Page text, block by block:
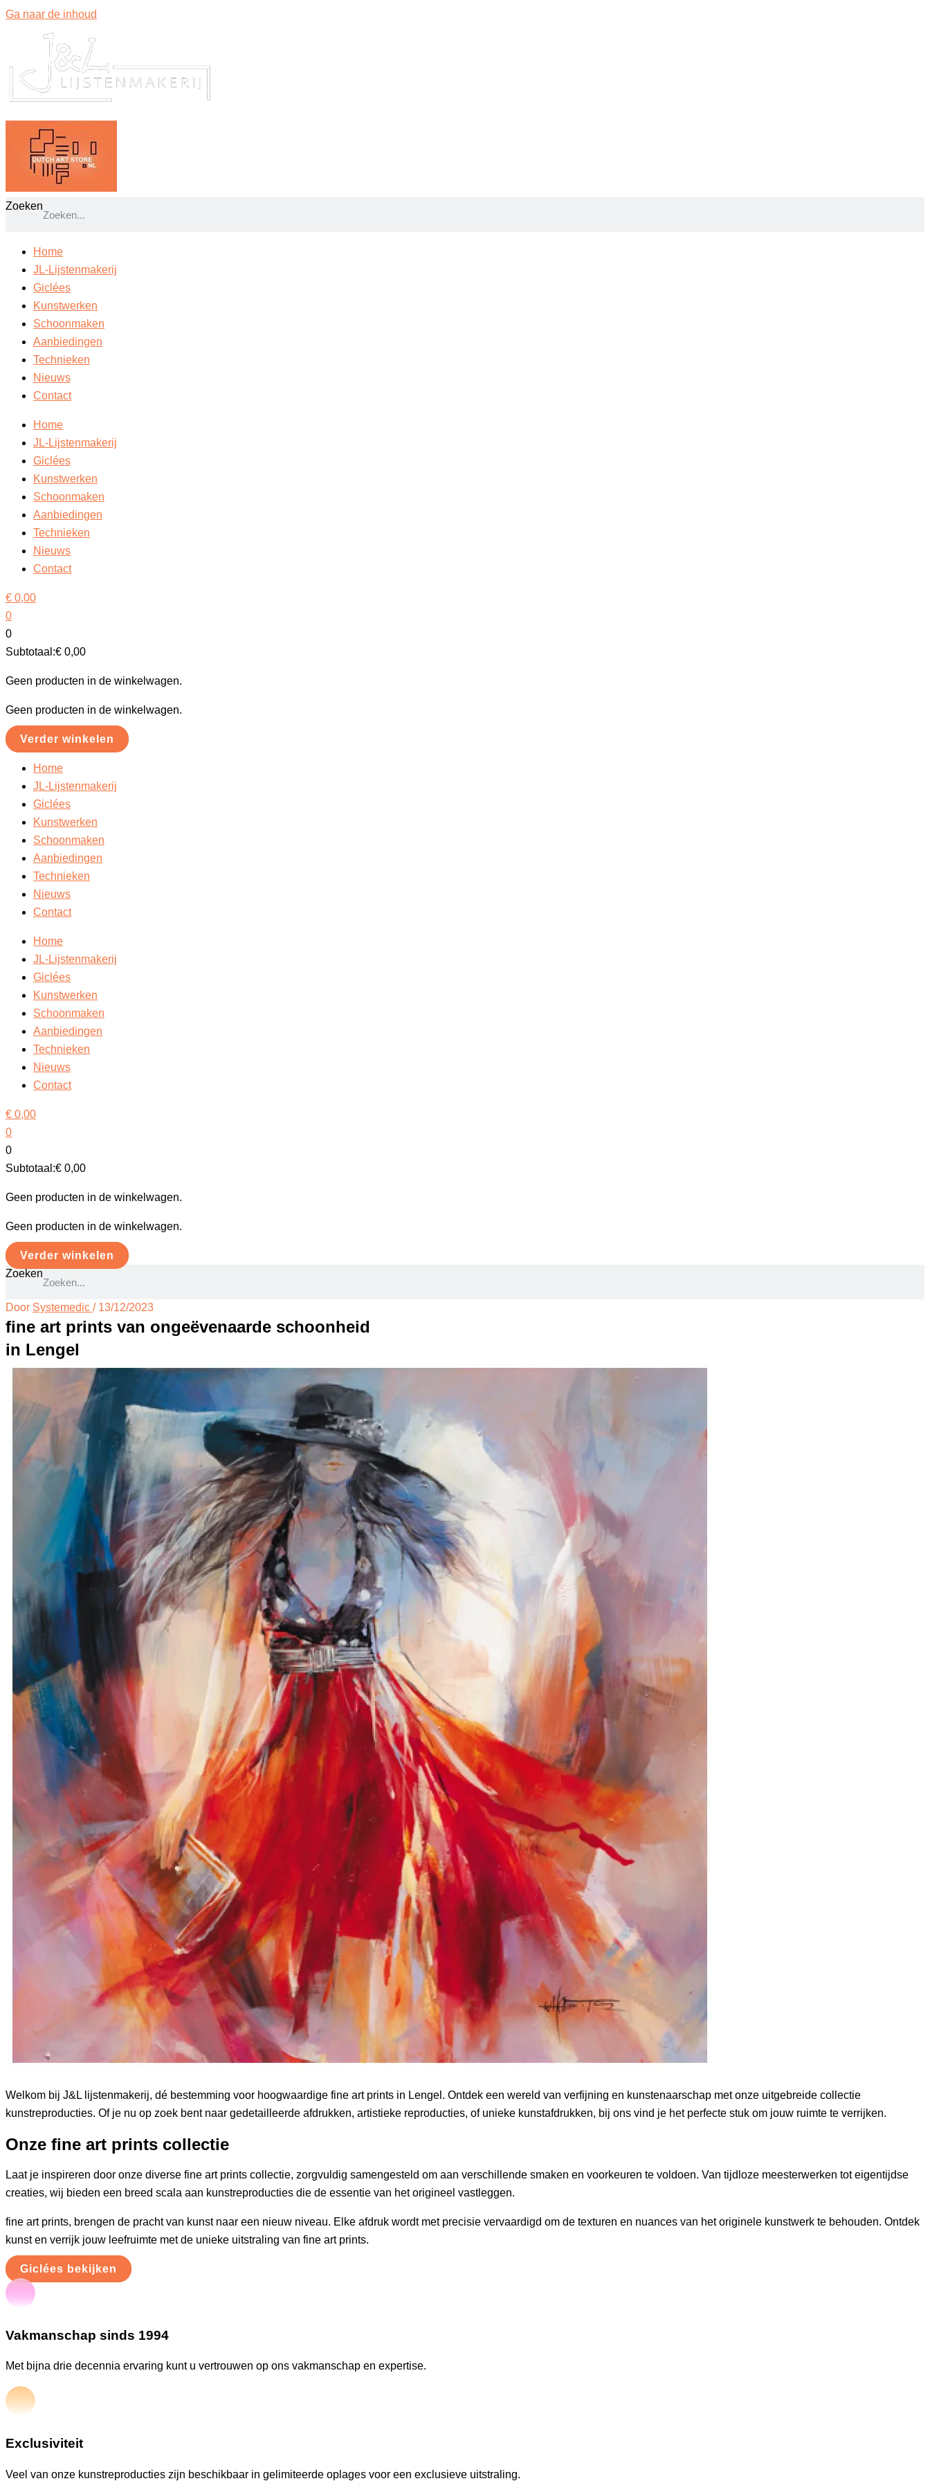
Ga naar de inhoud
Zoeken
Home
JL-Lijstenmakerij
Giclées
Kunstwerken
Schoonmaken
Aanbiedingen
Technieken
Nieuws
Contact
Home
JL-Lijstenmakerij
Giclées
Kunstwerken
Schoonmaken
Aanbiedingen
Technieken
Nieuws
Contact
€ 0,00
0
0
Subtotaal:€ 0,00
Geen producten in de winkelwagen.
Geen producten in de winkelwagen.
Verder winkelen
Home
JL-Lijstenmakerij
Giclées
Kunstwerken
Schoonmaken
Aanbiedingen
Technieken
Nieuws
Contact
Home
JL-Lijstenmakerij
Giclées
Kunstwerken
Schoonmaken
Aanbiedingen
Technieken
Nieuws
Contact
€ 0,00
0
0
Subtotaal:€ 0,00
Geen producten in de winkelwagen.
Geen producten in de winkelwagen.
Verder winkelen
Zoeken
Door Systemedic / 13/12/2023
fine art prints van ongeëvenaarde schoonheid
in Lengel
Welkom bij J&L lijstenmakerij, dé bestemming voor hoogwaardige fine art prints in Lengel. Ontdek een wereld van verfijning en kunstenaarschap met onze uitgebreide collectie
kunstreproducties. Of je nu op zoek bent naar gedetailleerde afdrukken, artistieke reproducties, of unieke kunstafdrukken, bij ons vind je het perfecte stuk om jouw ruimte te verrijken.
Onze fine art prints collectie
Laat je inspireren door onze diverse fine art prints collectie, zorgvuldig samengesteld om aan verschillende smaken en voorkeuren te voldoen. Van tijdloze meesterwerken tot eigentijdse
creaties, wij bieden een breed scala aan kunstreproducties die de essentie van het origineel vastleggen.
fine art prints, brengen de pracht van kunst naar een nieuw niveau. Elke afdruk wordt met precisie vervaardigd om de texturen en nuances van het originele kunstwerk te behouden. Ontdek
kunst en verrijk jouw leefruimte met de unieke uitstraling van fine art prints.
Giclées bekijken
Vakmanschap sinds 1994
Met bijna drie decennia ervaring kunt u vertrouwen op ons vakmanschap en expertise.
Exclusiviteit
Veel van onze kunstreproducties zijn beschikbaar in gelimiteerde oplages voor een exclusieve uitstraling.